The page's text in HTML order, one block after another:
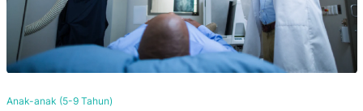
Anak-anak (5-9 Tahun)